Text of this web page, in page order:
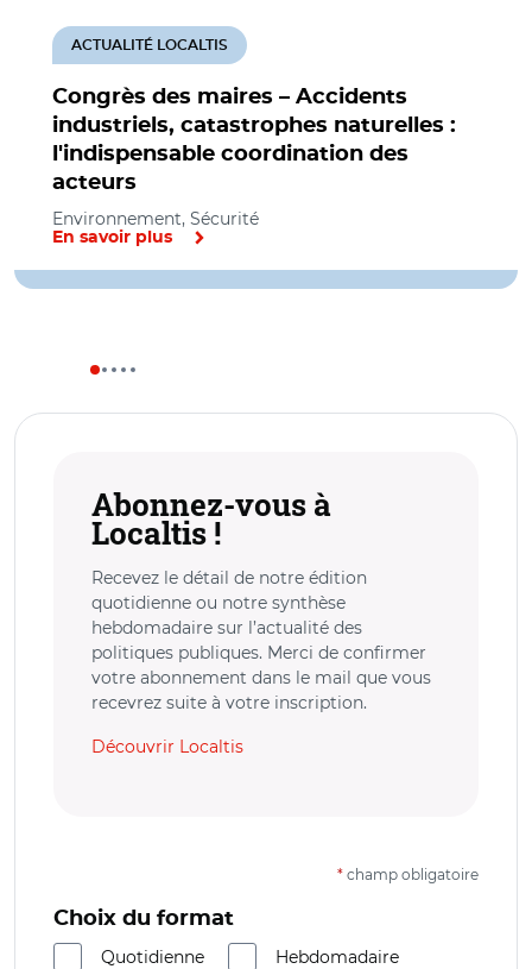
Congrès des maires – Accidents
industriels, catastrophes naturelles :
l'indispensable coordination des
acteurs
ACTUALITÉ LOCALTIS
Environnement, Sécurité
En savoir plus
Abonnez-vous à
Localtis !
Recevez le détail de notre édition
quotidienne ou notre synthèse
hebdomadaire sur l’actualité des
politiques publiques. Merci de confirmer
votre abonnement dans le mail que vous
recevrez suite à votre inscription.
Découvrir Localtis
* champ obligatoire
Choix du format
Quotidienne
Hebdomadaire